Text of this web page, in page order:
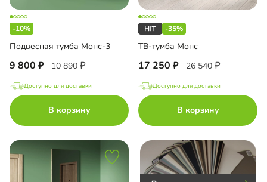
тумба
до
-10%
Подвесная тумба Монс-3
9 800 10 890
Доступно для доставки
В корзину
-35%
ТВ-тумба Монс
17 250 26 540
Доступно для доставки
В корзину